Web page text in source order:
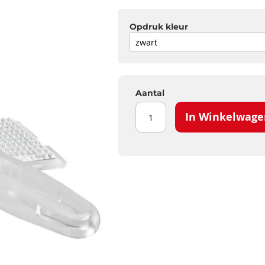
Opdruk kleur
Aantal
In